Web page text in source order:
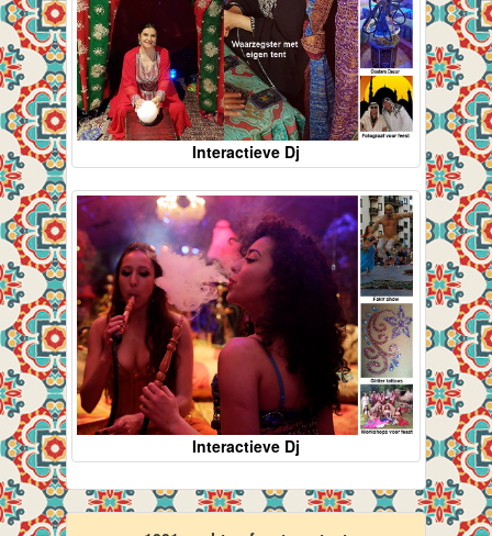
Interactieve Dj
Interactieve Dj